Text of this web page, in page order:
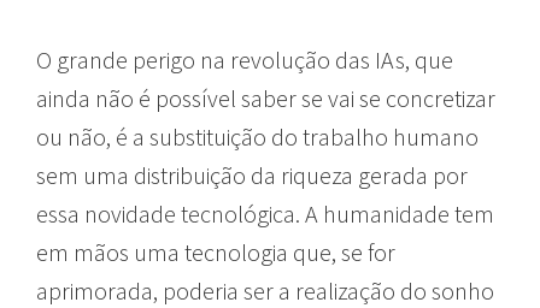
O grande perigo na revolução das IAs, que
ainda não é possível saber se vai se concretizar
ou não, é a substituição do trabalho humano
sem uma distribuição da riqueza gerada por
essa novidade tecnológica. A humanidade tem
em mãos uma tecnologia que, se for
aprimorada, poderia ser a realização do sonho